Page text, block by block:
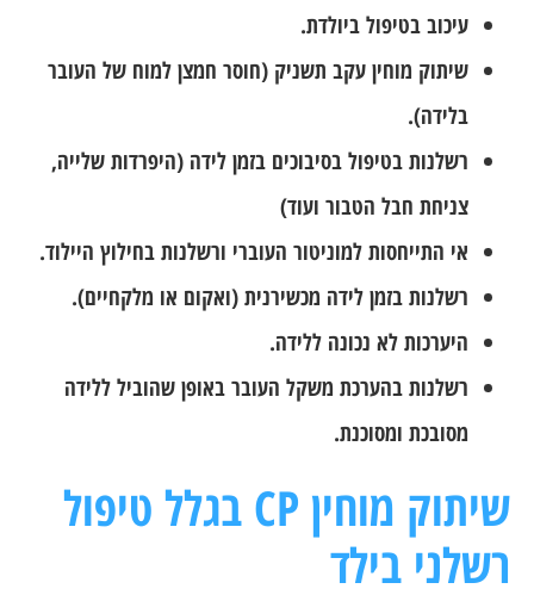
עיכוב בטיפול ביולדת.
שיתוק מוחין עקב תשניק (חוסר חמצן למוח של העובר
בלידה).
רשלנות בטיפול בסיבוכים בזמן לידה (היפרדות שלייה,
צניחת חבל הטבור ועוד)
אי התייחסות למוניטור העוברי ורשלנות בחילוץ היילוד.
רשלנות בזמן לידה מכשירנית (ואקום או מלקחיים).
היערכות לא נכונה ללידה.
רשלנות בהערכת משקל העובר באופן שהוביל ללידה
מסובכת ומסוכנת.
שיתוק מוחין CP בגלל טיפול
רשלני בילד